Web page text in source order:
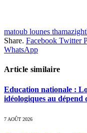
matoub lounes
Share. Facebook Twitter
WhatsApp
Article similaire
Education nationale :
idéologiques au dépend
7 AOÛT 2026